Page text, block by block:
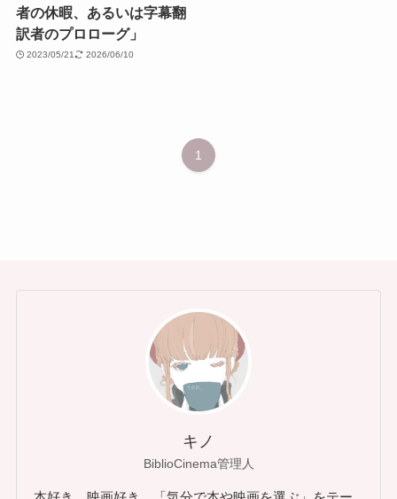
者の休暇、あるいは字幕翻
訳者のプロローグ」
2023/05/21 2026/06/10
1
キノ
BiblioCinema管理人